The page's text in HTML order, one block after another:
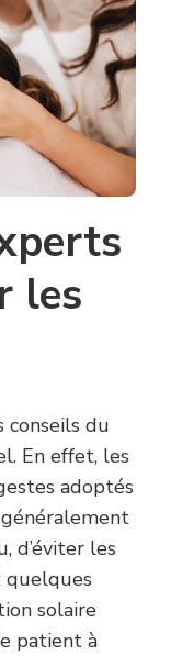
les
conseils du
En effet, les
adoptés
d’éviter les
quelques
solaire
patient à